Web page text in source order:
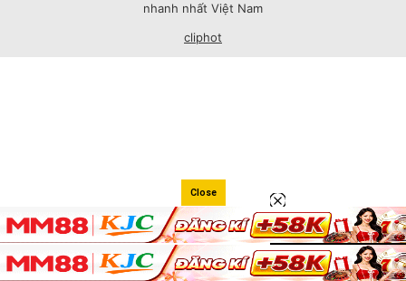
nhanh nhất Việt Nam
cliphot
Close